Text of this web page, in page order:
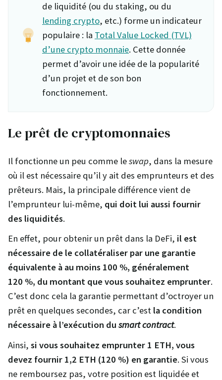
de liquidité (ou du staking, ou du
lending crypto, etc.) forme un indicateur
populaire : la Total Value Locked (TVL)
d’une crypto monnaie. Cette donnée
permet d’avoir une idée de la popularité
d’un projet et de son bon
fonctionnement.
Le prêt de cryptomonnaies
Il fonctionne un peu comme leswap, dans la mesure
où il est nécessaire qu’il y ait des emprunteurs et des
prêteurs. Mais, la principale différence vient de
l’emprunteur lui-même, qui doit lui aussi fournir
des liquidités.
En effet, pour obtenir un prêt dans la DeFi, il est
nécessaire de le collatéraliser par une garantie
équivalente à au moins 100 %, généralement
120 %, du montant que vous souhaitez emprunter.
C’est donc cela la garantie permettant d’octroyer un
prêt en quelques secondes, car c’est la condition
nécessaire à l’exécution du smart contract.
Ainsi, si vous souhaitez emprunter 1 ETH, vous
devez fournir 1,2 ETH (120 %) en garantie. Si vous
ne remboursez pas, votre position est liquidée et